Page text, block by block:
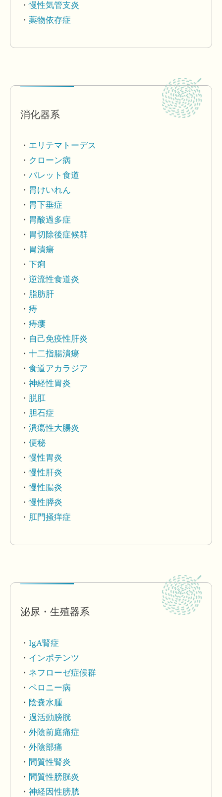
慢性気管支炎
薬物依存症
消化器系
エリテマトーデス
クローン病
バレット食道
胃けいれん
胃下垂症
胃酸過多症
胃切除後症候群
胃潰瘍
下痢
逆流性食道炎
脂肪肝
痔
痔瘻
自己免疫性肝炎
十二指腸潰瘍
食道アカラジア
神経性胃炎
脱肛
胆石症
潰瘍性大腸炎
便秘
慢性胃炎
慢性肝炎
慢性腸炎
慢性膵炎
肛門掻痒症
泌尿・生殖器系
IgA腎症
インポテンツ
ネフローゼ症候群
ペロニー病
陰嚢水腫
過活動膀胱
外陰前庭痛症
外陰部痛
間質性腎炎
間質性膀胱炎
神経因性膀胱